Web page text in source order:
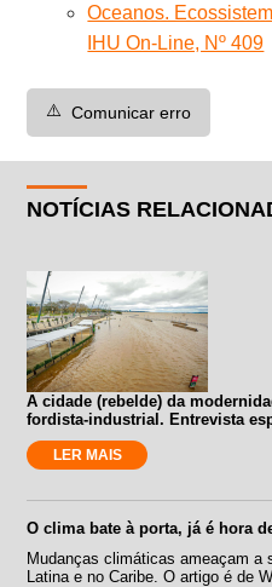
Oceanos.
IHU On-Line, Nº 409
⚠️ Comunicar erro
NOTÍCIAS
A cidade (rebelde) da
fordista-industrial. Entrevista
LER MAIS
O clima bate à porta, já é hora
Mudanças climáticas ameaçam a
Latina e no Caribe. O artigo é de